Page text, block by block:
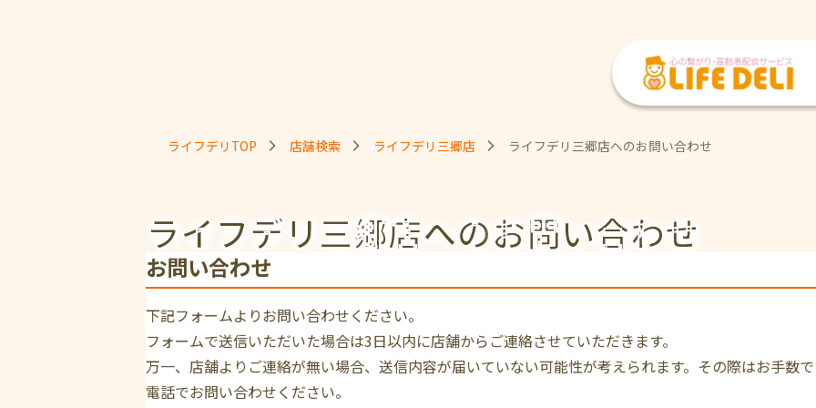
ライフデリTOP 店舗検索 ライフデリ三郷店 ライフデリ三郷店へのお問い合わせ
ライフデリ三郷店へのお問い合わせ
お問い合わせ
下記フォームよりお問い合わせください。
フォームで送信いただいた場合は3日以内に店舗からご連絡させていただきます。
万一、店舗よりご連絡が無い場合、送信内容が届いていない可能性が考えられます。その際はお手数
電話でお問い合わせください。